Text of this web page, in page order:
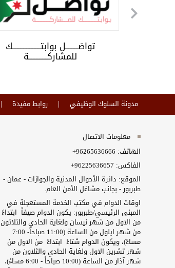
تواصَــــــــل بوابتــــــــــــــــــك
للمشاركــــــــــــة
مدونة السلوك الوظيفي روابط مفيدة
معلومات الاتصال
الهاتف: +96265636666
الفاكس: +96225636657
الموقع: دائرة الأحوال المدنية والجوازات - عمان -
طبربور - بجانب مشاغل الأمن العام.
اوقات الدوام في مكتب الخدمة المستعجلة في
المبنى الرئيسي/طبربور: يكون الدوام صيفاً ابتداءً
من الاول من شهر نيسان ولغاية الحادي والثلاثون
من شهر ايلول من الساعة (11:00 صباحاً- 7:00
مساءً)، ويكون الدوام شتاءً ابتداءً من الاول من
شهر تشرين الاول ولغاية الحادي والثلاون من
شهر آذار من الساعة (10:00 صباحاً - 6:00 مساءً)،